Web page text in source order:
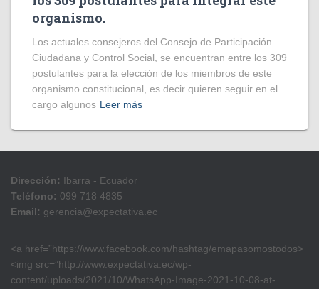
organismo.
Los actuales consejeros del Consejo de Participación
Ciudadana y Control Social, se encuentran entre los 309
postulantes para la elección de los miembros de este
organismo constitucional, es decir quieren seguir en el
cargo algunos Leer más
Dirección: Ibarra - Ecuador
Teléfono: 099 718 4835
Email: gerencia@expectativa.ec
<a href=”https://www.facebook.com/hashtag/emapasomostodos>
<img src=”http://www.expectativa.ec/wp-
content/uploads/2021/10/WhatsApp-Image-2021-10-08-at-